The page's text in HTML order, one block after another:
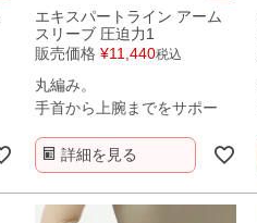
エキスパートライン アーム
スリーブ 圧迫力1
販売価格 ¥11,440税込
丸編み。
手首から上腕までをサポー
詳細を見る